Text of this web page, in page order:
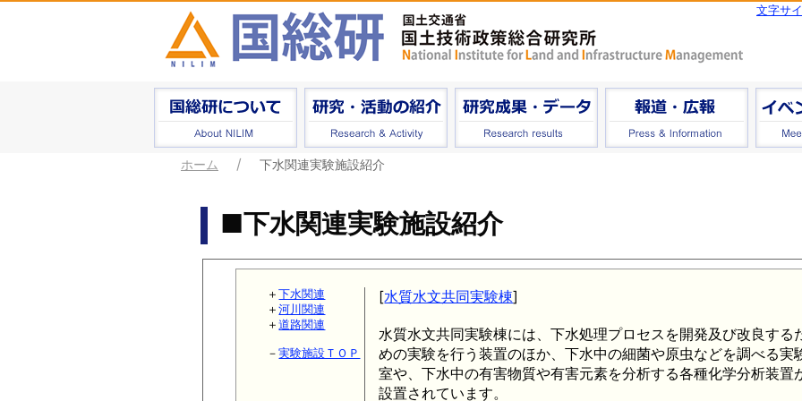
文字サ
ホーム 下水関連実験施設紹介
■下水関連実験施設紹介
＋下水関連
＋河川関連
＋道路関連
－実験施設ＴＯＰ
[水質水文共同実験棟]
水質水文共同実験棟には、下水処理プロセスを開発及び改良する
めの実験を行う装置のほか、下水中の細菌や原虫などを調べる実
室や、下水中の有害物質や有害元素を分析する各種化学分析装置
設置されています。